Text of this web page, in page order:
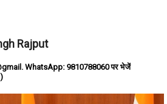
Rajput
WhatsApp: 9810788060 पर भेजें